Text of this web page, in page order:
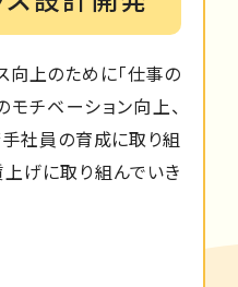
向上のために「仕事の
チベーション向上、
手社員の育成に取り組
上げに取り組んでいき